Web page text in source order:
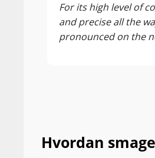
For its high level of
and precise all the
pronounced on the
Hvordan